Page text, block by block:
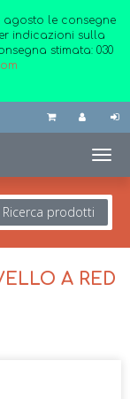
agosto le consegne
indicazioni sulla
stimata: 030
Ricerca prodotti
A RED